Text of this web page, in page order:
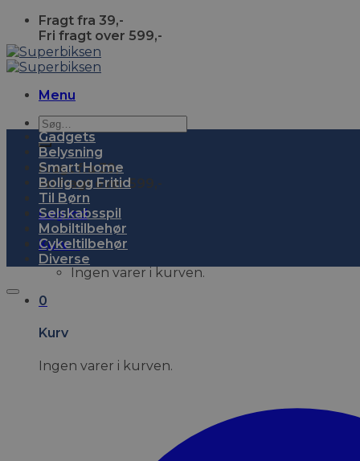
Skip
content
Fragt fra 39,-
Fri fragt over 599,-
Menu
Søg
efter:
Fragt fra 39,-
Fri fragt over 599,-
Log ind
Kurv0
Ingen varer i kurven.
0
Kurv
Ingen varer i kurven.
Gadgets
Belysning
Smart Home
Bolig og Fritid
Til Børn
Selskabsspil
Mobiltilbehør
Cykeltilbehør
Diverse